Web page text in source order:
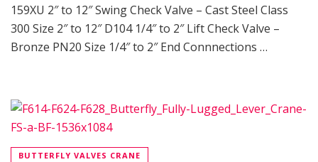
159XU 2″ to 12″ Swing Check Valve – Cast Steel Class
300 Size 2″ to 12″ D104 1/4″ to 2″ Lift Check Valve –
Bronze PN20 Size 1/4″ to 2″ End Connnections …
BUTTERFLY VALVES CRANE